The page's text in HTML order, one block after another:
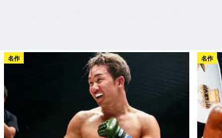
名作 名作